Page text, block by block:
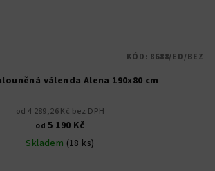
válenda Alena 190x80 cm
od 4 289,26 Kč bez DPH
od 5 190 Kč
Skladem (18 ks)
KÓD: 8688/ED/BEZ